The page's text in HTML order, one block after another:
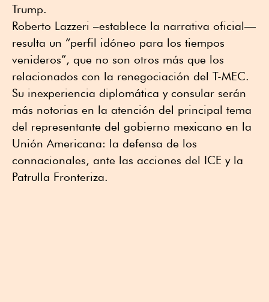
Trump.
Roberto Lazzeri –establece la narrativa oficial—
resulta un “perfil idóneo para los tiempos
venideros”, que no son otros más que los
relacionados con la renegociación del T-MEC.
Su inexperiencia diplomática y consular serán
más notorias en la atención del principal tema
del representante del gobierno mexicano en la
Unión Americana: la defensa de los
connacionales, ante las acciones del ICE y la
Patrulla Fronteriza.